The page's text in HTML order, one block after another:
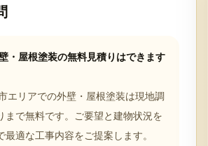
・屋根塗装の無料見積りはできます
エリアでの外壁・屋根塗装は現地調
まで無料です。ご要望と建物状況を
適な工事内容をご提案します。